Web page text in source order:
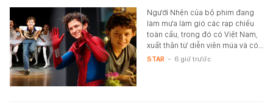
Người Nhện của bộ phim đang
làm mưa làm gió các rạp chiếu
toàn cầu, trong đó có Việt Nam,
xuất thân từ diễn viên múa và có…
STAR - 6 giờ trước